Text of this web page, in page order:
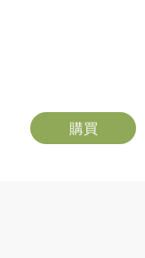
購買